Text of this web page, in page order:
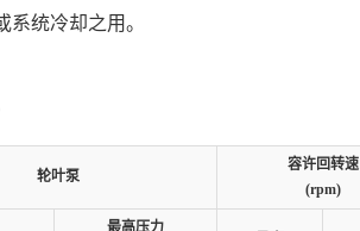
统冷却之用。
轮叶泵
容许回转速
(rpm)
最高压力